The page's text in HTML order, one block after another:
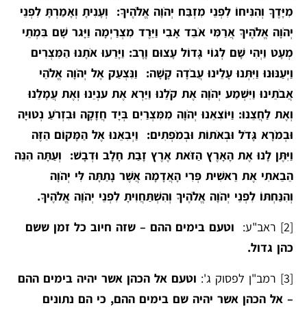
מִיָּדֶךָ וְהִנִּיחוֹ לִפְנֵי מִזְבַּח יְהֹוָה אֱלֹהֶיךָ: וְעָנִיתָ וְאָמַרְתָּ לִפְנֵי
יְהֹוָה אֱלֹהֶיךָ אֲרַמִּי אֹבֵד אָבִי וַיֵּרֶד מִצְרַיְמָה וַיָּגר שָׁם בִּמְתֵי
מְעָט וַיְהִי שָׁם לְגוֹי גָּדוֹל עָצוּם וָרָב: וַיָּרֵעוּ אֹתָנוּ הַמִּצְרִים
וַיְעַנּוּנוּ וַיִּתְּנוּ עָלֵינוּ עֲבֹדָה קָשָׁה: וַנִּצְעַק אֶל יְהֹוָה אֱלֹהֵי
אֲבֹתֵינוּ וַיִּשְׁמַע יְהֹוָה אֶת קֹלֵנוּ וַיַּרְא אֶת ענְיֵנוּ וְאֶת עֲמָלֵנוּ
וְאֶת לַחֲצֵנוּ: וַיּוֹצִאֵנוּ יְהֹוָה מִמִּצְרַיִם בְּיָד חֲזָקָה וּבִזְרֹעַ נְטוּיָה
וּבְמֹרָא גָּדֹל וּבְאֹתוֹת וּבְמֹפְתִים: וַיְבִאֵנוּ אֶל הַמָּקוֹם הַזֶּה
וַיִּתֶּן לָנוּ אֶת הָאָרֶץ הַזֹּאת אֶרֶץ זָבַת חָלָב וּדְבָשׁ: וְעַתָּה הִנֵּה
הֵבֵאתִי אֶת רֵאשִׁית פְּרִי הָאֲדָמָה אֲשֶׁר נָתַתָּה לִּי יְהֹוָה
וְהִנַּחְתּוֹ לִפְנֵי יְהֹוָה אֱלֹהֶיךָ וְהִשְׁתַּחֲוִיתָ לִפְנֵי יְהֹוָה אֱלֹהֶיךָ.
[2]
ראב"ע: וטעם בימים ההם – שזה חיוב כל זמן ששם
כהן גדול.
[3]
רמב"ן לפסוק ג': וטעם אל הכהן אשר יהיה בימים ההם
– אל הכהן אשר יהיה שם בימים ההם, כי הם נתונים